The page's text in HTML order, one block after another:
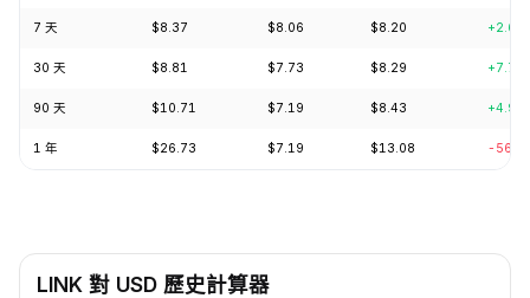
7 天 $8.37 $8.06 $8.20
30 天 $8.81 $7.73 $8.29
90 天 $10.71 $7.19 $8.43
1 年 $26.73 $7.19 $13.08 -
LINK 對 USD 歷史計算器